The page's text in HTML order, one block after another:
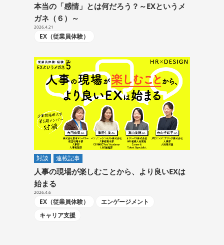
本当の「感情」とは何だろう？～EXというメ
ガネ（６）～
2026.4.21
EX（従業員体験）
対談 連載記事
人事の現場が楽しむことから、より良いEXは
始まる
2026.4.6
EX（従業員体験）
エンゲージメント
キャリア支援